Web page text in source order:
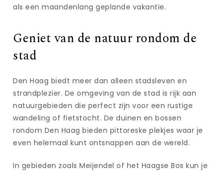
als een maandenlang geplande vakantie.
Geniet van de natuur rondom de
stad
Den Haag biedt meer dan alleen stadsleven en
strandplezier. De omgeving van de stad is rijk aan
natuurgebieden die perfect zijn voor een rustige
wandeling of fietstocht. De duinen en bossen
rondom Den Haag bieden pittoreske plekjes waar je
even helemaal kunt ontsnappen aan de wereld.
In gebieden zoals Meijendel of het Haagse Bos kun je